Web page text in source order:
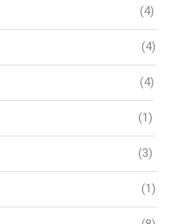
(4)
(4)
(4)
(1)
(3)
(1)